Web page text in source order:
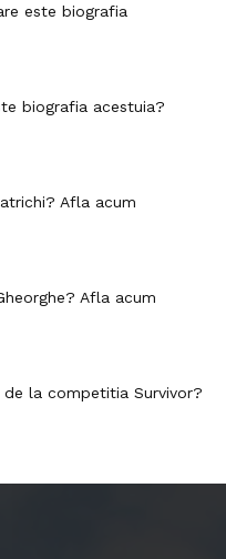
este biografia
biografia acestuia?
Afla acum
Afla acum
de la competitia Survivor?